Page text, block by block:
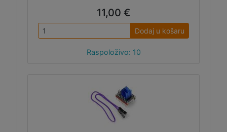
11,00 €
Dodaj u košaru
Raspoloživo: 10